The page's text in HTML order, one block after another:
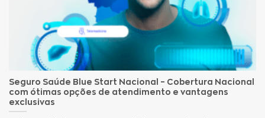
Seguro Saúde Blue Start Nacional – Cobertura Nacional
com ótimas opções de atendimento e vantagens
exclusivas